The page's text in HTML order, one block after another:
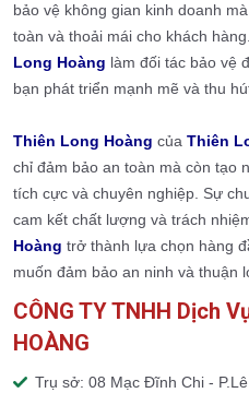
bảo vệ không gian kinh doanh
toàn và thoải mái cho khách
Long Hoàng làm đối tác bảo vệ
bạn phát triển mạnh mẽ và thu
Thiên Long Hoàng của Thiên
chỉ đảm bảo an toàn mà còn tạo
tích cực và chuyên nghiệp. Sự
cam kết chất lượng và trách
Hoàng trở thành lựa chọn hàng
muốn đảm bảo an ninh và thuận
CÔNG TY TNHH Dịch
HOÀNG
Trụ sở: 08 Mạc Đĩnh Chi -